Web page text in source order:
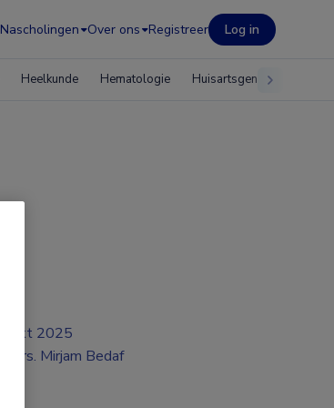
Nascholingen Over ons Registreer Log in
Heelkunde Hematologie Huisartsgeneeskunde
okt 2025
Drs. Mirjam Bedaf